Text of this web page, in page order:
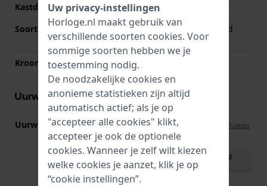
Kastdeksel
Doorzichtig
Soort glas
Enkelvoudig ontspiegeld
saffierglas
Kroon
Trek kroon
Uurwerk informatie
Uurwerk nr. H-10 no-date
Bekijk specificaties
)
Download handleiding
(English)
Uw privacy-instellingen
Horloge.nl maakt gebruik van
verschillende soorten cookies. Voor
sommige soorten hebben we je
toestemming nodig.
De noodzakelijke cookies en
anonieme statistieken zijn altijd
automatisch actief; als je op
"accepteer alle cookies" klikt,
accepteer je ook de optionele
cookies. Wanneer je zelf wilt kiezen
welke cookies je aanzet, klik je op
“cookie instellingen”.